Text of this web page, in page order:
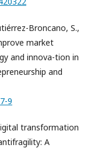
Broncano, S.,
market
and innova-tion in
and
9
transformation
A